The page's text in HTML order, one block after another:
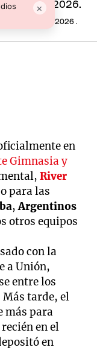
×
Apertura 2026.
en
Gimnasia y
River
para las
,Argentinos
otros equipos
con la
a Unión,
entre los
Más tarde, el
más para
en el
en